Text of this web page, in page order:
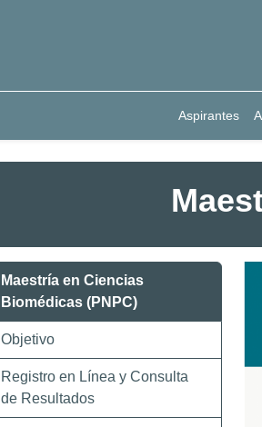
Aspirantes
Maestría en Ciencias
Biomédicas (PNPC)
Objetivo
Registro en Línea y Consulta
de Resultados